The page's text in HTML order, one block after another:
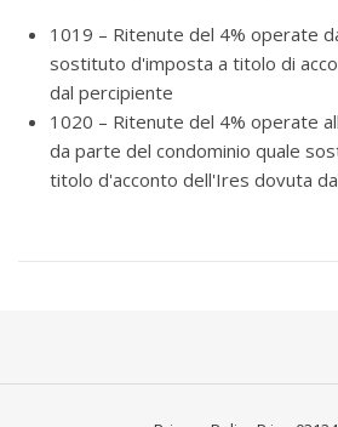
1019 – Ritenute del 4% operate
sostituto d'imposta a titolo di
dal percipiente
1020 – Ritenute del 4% operate
da parte del condominio quale
titolo d'acconto dell'Ires dovuta